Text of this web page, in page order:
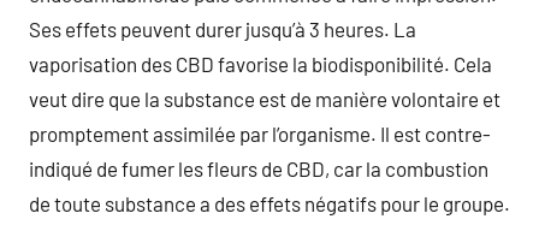
Ses effets peuvent durer jusqu’à 3 heures. La
vaporisation des CBD favorise la biodisponibilité. Cela
veut dire que la substance est de manière volontaire et
promptement assimilée par l’organisme. Il est contre-
indiqué de fumer les fleurs de CBD, car la combustion
de toute substance a des effets négatifs pour le groupe.